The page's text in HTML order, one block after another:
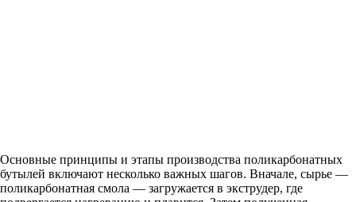
Основные принципы и этапы производства поликарбонатных
бутылей включают несколько важных шагов. Вначале, сырье —
поликарбонатная смола — загружается в экструдер, где